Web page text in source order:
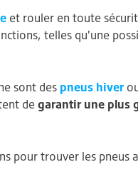
et rouler en toute
telles qu'une
sont des pneus hiver
de garantir une plus
pour trouver les pneus